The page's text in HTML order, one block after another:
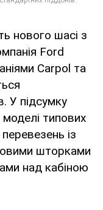
нового шасі з
Ford
Carpol та
У підсумку
моделі типових
із
шторками
над кабіною